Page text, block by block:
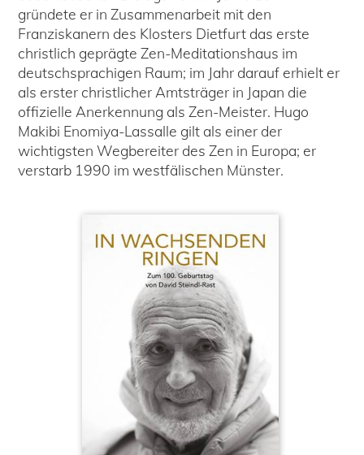
gründete er in Zusammenarbeit mit den
Franziskanern des Klosters Dietfurt das erste
christlich geprägte Zen-Meditationshaus im
deutschsprachigen Raum; im Jahr darauf erhielt er
als erster christlicher Amtsträger in Japan die
offizielle Anerkennung als Zen-Meister. Hugo
Makibi Enomiya-Lassalle gilt als einer der
wichtigsten Wegbereiter des Zen in Europa; er
verstarb 1990 im westfälischen Münster.